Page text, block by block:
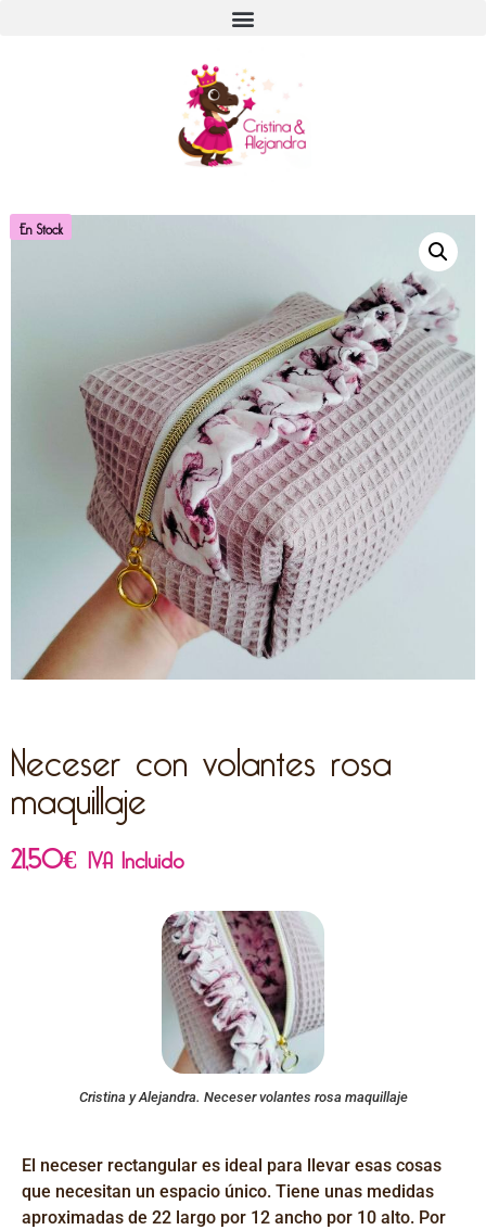
En Stock
Neceser con volantes rosa
maquillaje
21,50€ IVA Incluido
Cristina y Alejandra. Neceser volantes rosa maquillaje
El neceser rectangular es ideal para llevar esas cosas
que necesitan un espacio único. Tiene unas medidas
aproximadas de 22 largo por 12 ancho por 10 alto. Por